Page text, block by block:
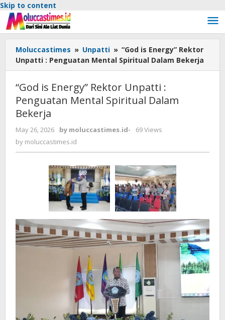
Skip to content
Moluccastimes » Unpatti » “God is Energy” Rektor
Unpatti : Penguatan Mental Spiritual Dalam Bekerja
“God is Energy” Rektor Unpatti :
Penguatan Mental Spiritual Dalam
Bekerja
May 26, 2026 by moluccastimes.id-
69 Views
by moluccastimes.id